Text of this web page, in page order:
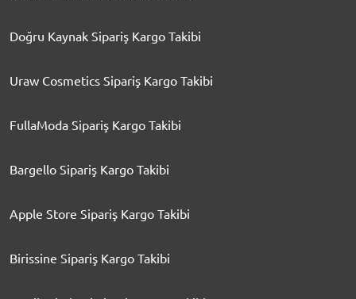
Doğru Kaynak Sipariş Kargo Takibi
Uraw Cosmetics Sipariş Kargo Takibi
FullaModa Sipariş Kargo Takibi
Bargello Sipariş Kargo Takibi
Apple Store Sipariş Kargo Takibi
Birissine Sipariş Kargo Takibi